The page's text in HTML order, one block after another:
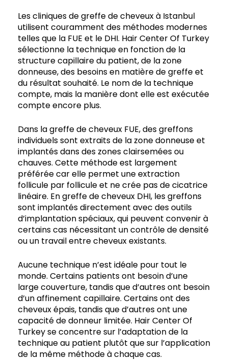
Les cliniques de greffe de cheveux à Istanbul
utilisent couramment des méthodes modernes
telles que la FUE et le DHI. Hair Center Of Turkey
sélectionne la technique en fonction de la
structure capillaire du patient, de la zone
donneuse, des besoins en matière de greffe et
du résultat souhaité. Le nom de la technique
compte, mais la manière dont elle est exécutée
compte encore plus.
Dans la greffe de cheveux FUE, des greffons
individuels sont extraits de la zone donneuse et
implantés dans des zones clairsemées ou
chauves. Cette méthode est largement
préférée car elle permet une extraction
follicule par follicule et ne crée pas de cicatrice
linéaire. En greffe de cheveux DHI, les greffons
sont implantés directement avec des outils
d’implantation spéciaux, qui peuvent convenir à
certains cas nécessitant un contrôle de densité
ou un travail entre cheveux existants.
Aucune technique n’est idéale pour tout le
monde. Certains patients ont besoin d’une
large couverture, tandis que d’autres ont besoin
d’un affinement capillaire. Certains ont des
cheveux épais, tandis que d’autres ont une
capacité de donneur limitée. Hair Center Of
Turkey se concentre sur l’adaptation de la
technique au patient plutôt que sur l’application
de la même méthode à chaque cas.